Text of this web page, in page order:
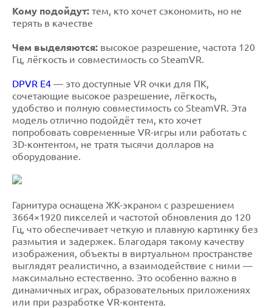
Кому подойдут: тем, кто хочет сэкономить, но не
терять в качестве
Чем выделяются: высокое разрешение, частота 120
Гц, лёгкость и совместимость со SteamVR.
DPVR E4 — это доступные VR очки для ПК,
сочетающие высокое разрешение, лёгкость,
удобство и полную совместимость со SteamVR. Эта
модель отлично подойдёт тем, кто хочет
попробовать современные VR-игры или работать с
3D-контентом, не тратя тысячи долларов на
оборудование.
Гарнитура оснащена ЖК-экраном с разрешением
3664×1920 пикселей и частотой обновления до 120
Гц, что обеспечивает четкую и плавную картинку без
размытия и задержек. Благодаря такому качеству
изображения, объекты в виртуальном пространстве
выглядят реалистично, а взаимодействие с ними —
максимально естественно. Это особенно важно в
динамичных играх, образовательных приложениях
или при разработке VR-контента.